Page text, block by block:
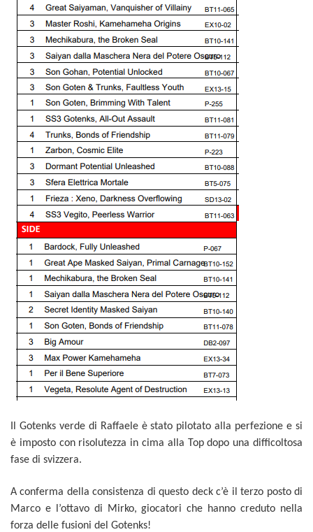
Il Gotenks verde di Raffaele è stato pilotato alla perfezione e si
è imposto con risolutezza in cima alla Top dopo una difficoltosa
fase di svizzera.
A conferma della consistenza di questo deck c’è il terzo posto di
Marco e l’ottavo di Mirko, giocatori che hanno creduto nella
forza delle fusioni del Gotenks!